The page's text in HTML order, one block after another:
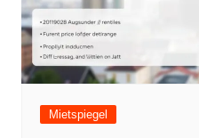
Mietspiegel